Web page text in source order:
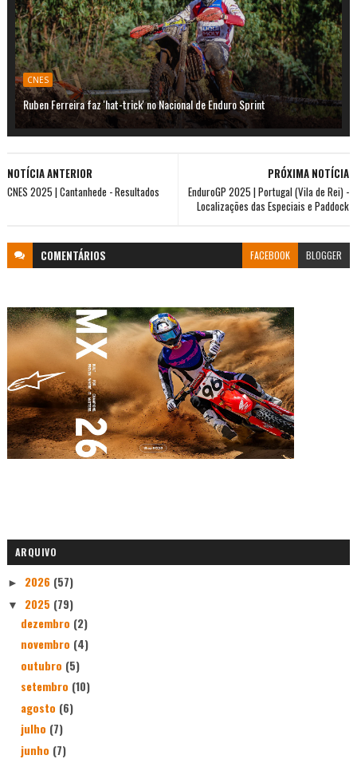
CNES
Ruben Ferreira faz 'hat-trick' no Nacional de Enduro Sprint
PRÓXIMA NOTÍCIA
EnduroGP 2025 | Portugal (Vila de Rei) -
Localizações das Especiais e Paddock
NOTÍCIA ANTERIOR
CNES 2025 | Cantanhede - Resultados
COMENTÁRIOS FACEBOOK BLOGGER
ARQUIVO
► 2026 (57)
▼ 2025 (79)
dezembro (2)
novembro (4)
outubro (5)
setembro (10)
agosto (6)
julho (7)
junho (7)